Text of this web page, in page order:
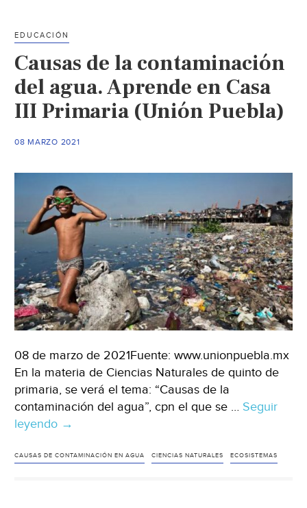
EDUCACIÓN
Causas de la contaminación
del agua. Aprende en Casa
III Primaria (Unión Puebla)
08 MARZO 2021
08 de marzo de 2021Fuente: www.unionpuebla.mx
En la materia de Ciencias Naturales de quinto de
primaria, se verá el tema: “Causas de la
contaminación del agua”, cpn el que se … Seguir
leyendo Causas
la
→
CAUSAS DE CONTAMINACIÓN EN AGUA CIENCIAS NATURALES ECOSISTEMAS